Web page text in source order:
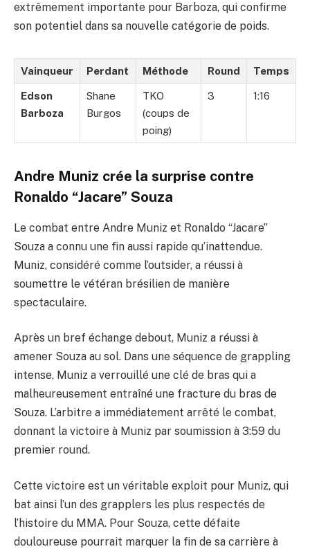
extrêmement importante pour Barboza, qui confirme
son potentiel dans sa nouvelle catégorie de poids.
Vainqueur Perdant Méthode Round Temps
Edson
Barboza
Shane
Burgos
TKO
(coups de
poing)
3 1:16
Andre Muniz crée la surprise contre
Ronaldo “Jacare” Souza
Le combat entre Andre Muniz et Ronaldo “Jacare”
Souza a connu une fin aussi rapide qu’inattendue.
Muniz, considéré comme l’outsider, a réussi à
soumettre le vétéran brésilien de manière
spectaculaire.
Après un bref échange debout, Muniz a réussi à
amener Souza au sol. Dans une séquence de grappling
intense, Muniz a verrouillé une clé de bras qui a
malheureusement entraîné une fracture du bras de
Souza. L’arbitre a immédiatement arrêté le combat,
donnant la victoire à Muniz par soumission à 3:59 du
premier round.
Cette victoire est un véritable exploit pour Muniz, qui
bat ainsi l’un des grapplers les plus respectés de
l’histoire du MMA. Pour Souza, cette défaite
douloureuse pourrait marquer la fin de sa carrière à